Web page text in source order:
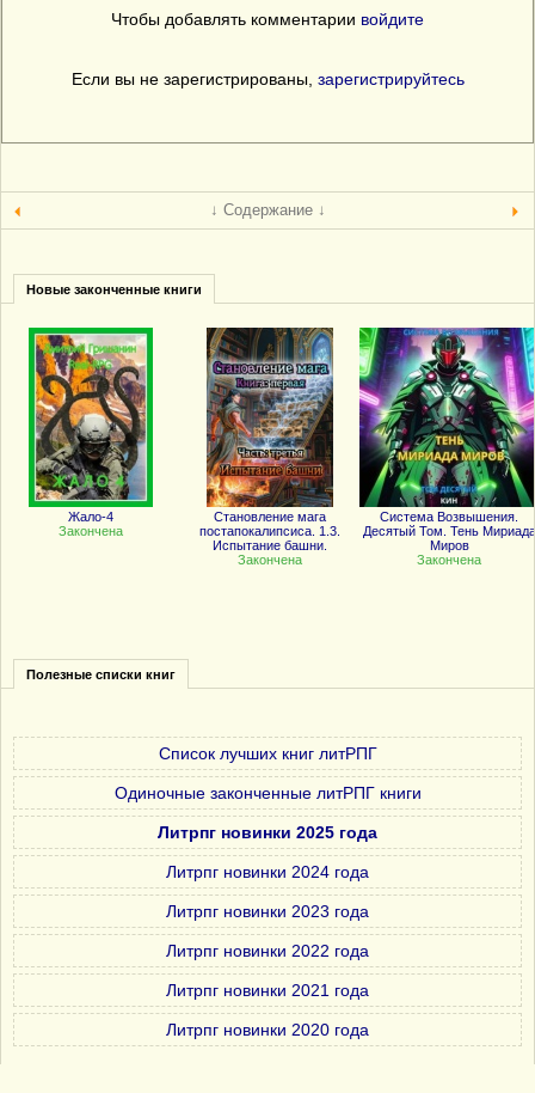
Чтобы добавлять комментарии войдите
Если вы не зарегистрированы, зарегистрируйтесь
↓ Содержание ↓
Новые законченные книги
Жало-4
Закончена
Становление мага
постапокалипсиса. 1.3.
Испытание башни.
Закончена
Система Возвышения.
Десятый Том. Тень Мириада
Миров
Закончена
Полезные списки книг
Список лучших книг литРПГ
Одиночные законченные литРПГ книги
Литрпг новинки 2025 года
Литрпг новинки 2024 года
Литрпг новинки 2023 года
Литрпг новинки 2022 года
Литрпг новинки 2021 года
Литрпг новинки 2020 года